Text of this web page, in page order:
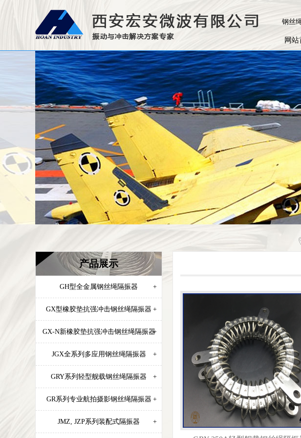
钢丝
网站
产品展示
GH型全金属钢丝绳隔振器 +
GX型橡胶垫抗强冲击钢丝绳隔振器 +
GX-N新橡胶垫抗强冲击钢丝绳隔振器+
JGX全系列多应用钢丝绳隔振器 +
GRY系列轻型舰载钢丝绳隔振器 +
GR系列专业航拍摄影钢丝绳隔振器 +
JMZ, JZP系列装配式隔振器 +